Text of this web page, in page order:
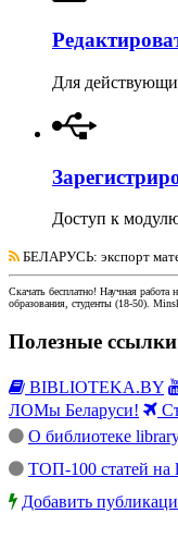
Для
Доступ к
БЕЛАРУСЬ: экспорт
Скачать бесплатно! Научная работа
образования, студенты (18-50).
Полезные ссылки
BIBLIOTEKA.BY
ЛОМы Беларуси!
О библиотеке
ТОП-100 статей на
Добавить